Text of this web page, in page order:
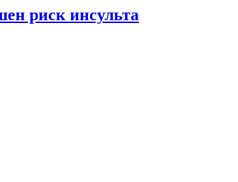
риск инсульта